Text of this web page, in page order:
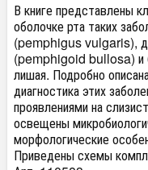
В книге представлены
оболочке рта таких
(pemphigus vulgaris),
(pemphigoid bullosa) и
лишая. Подробно
диагностика этих
проявлениями на
освещены
морфологические
Приведены схемы